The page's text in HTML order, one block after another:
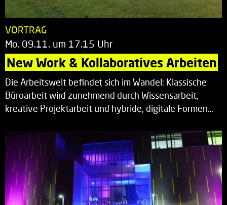
VORTRAG
Mo. 09.11. um 17.15 Uhr
New Work & Kollaboratives Arbeiten
Die Arbeitswelt befindet sich im Wandel: Klassische
Büroarbeit wird zunehmend durch Wissensarbeit,
kreative Projektarbeit und hybride, digitale Formen…